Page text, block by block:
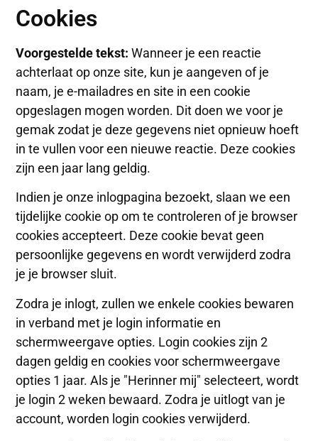
Cookies
Voorgestelde tekst:Wanneer je een reactie
achterlaat op onze site, kun je aangeven of je
naam, je e-mailadres en site in een cookie
opgeslagen mogen worden. Dit doen we voor je
gemak zodat je deze gegevens niet opnieuw hoeft
in te vullen voor een nieuwe reactie. Deze cookies
zijn een jaar lang geldig.
Indien je onze inlogpagina bezoekt, slaan we een
tijdelijke cookie op om te controleren of je browser
cookies accepteert. Deze cookie bevat geen
persoonlijke gegevens en wordt verwijderd zodra
je je browser sluit.
Zodra je inlogt, zullen we enkele cookies bewaren
in verband met je login informatie en
schermweergave opties. Login cookies zijn 2
dagen geldig en cookies voor schermweergave
opties 1 jaar. Als je "Herinner mij" selecteert, wordt
je login 2 weken bewaard. Zodra je uitlogt van je
account, worden login cookies verwijderd.